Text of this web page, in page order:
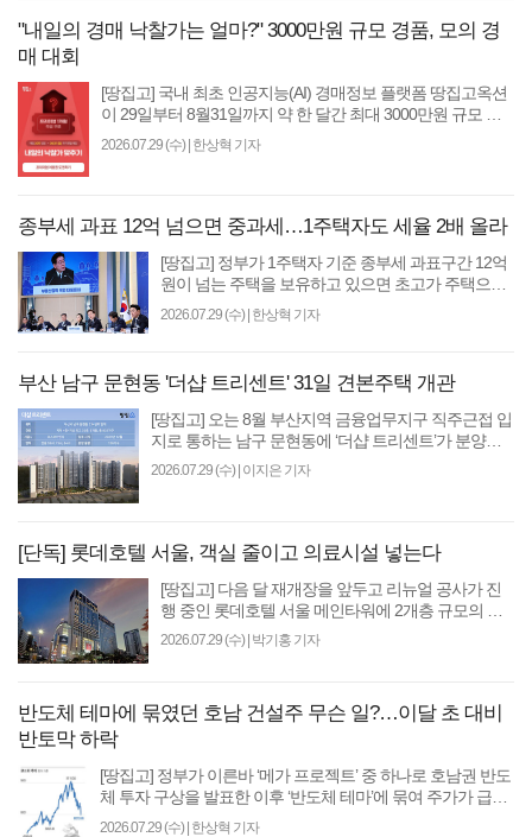
"내일의 경매 낙찰가는 얼마?" 3000만원 규모 경품, 모의 경
매 대회
[땅집고] 국내 최초 인공지능(AI) 경매정보 플랫폼 땅집고옥션
이 29일부터 8월31일까지 약 한 달간 최대 3000만원 규모 경
품을 내걸고 모의 경매 대회인 ‘내일의 낙찰가..
2026.07.29 (수)| 한상혁 기자
종부세 과표 12억 넘으면 중과세…1주택자도 세율 2배 올라
[땅집고] 정부가 1주택자 기준 종부세 과표구간 12억
원이 넘는 주택을 보유하고 있으면 초고가 주택으로
분류해 높은 종부세를 부과하는 세제 개편안은 준비
중이라는..
2026.07.29 (수)| 한상혁 기자
부산 남구 문현동 '더샵 트리센트' 31일 견본주택 개관
[땅집고] 오는 8월 부산지역 금융업무지구 직주근접 입
지로 통하는 남구 문현동에 ‘더샵 트리센트’가 분양한
다. 총 800여가구 규모면서 국내 핵심 건설사인 포스
2026.07.29 (수)| 이지은 기자
[단독] 롯데호텔 서울, 객실 줄이고 의료시설 넣는다
[땅집고] 다음 달 재개장을 앞두고 리뉴얼 공사가 진
행 중인 롯데호텔 서울 메인타워에 2개층 규모의 객
실을 줄이는 대신 피부과 등 의료시설이 들어서는 것
으로 확인..
2026.07.29 (수)| 박기홍 기자
반도체 테마에 묶였던 호남 건설주 무슨 일?…이달 초 대비
반토막 하락
[땅집고] 정부가 이른바 ‘메가 프로젝트’ 중 하나로 호남권 반도
체 투자 구상을 발표한 이후 ‘반도체 테마’에 묶여 주가가 급등
했던 건설주들이 최근 반도체주 급..
2026.07.29 (수)| 한상혁 기자